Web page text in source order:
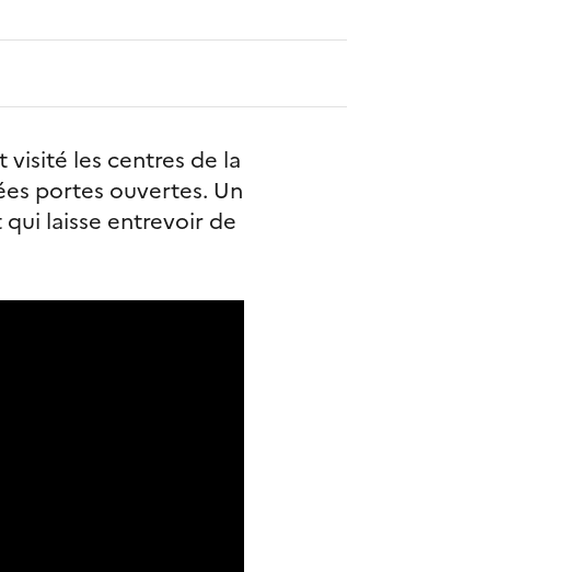
visité les centres de la
portes ouvertes. Un
laisse entrevoir de